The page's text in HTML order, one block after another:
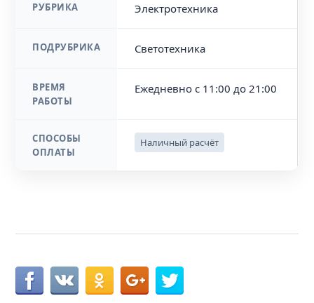
РУБРИКА Электротехника
ПОДРУБРИКА Светотехника
ВРЕМЯ
РАБОТЫ
Ежедневно с 11:00 до 21:00
СПОСОБЫ
ОПЛАТЫ
Наличный расчёт